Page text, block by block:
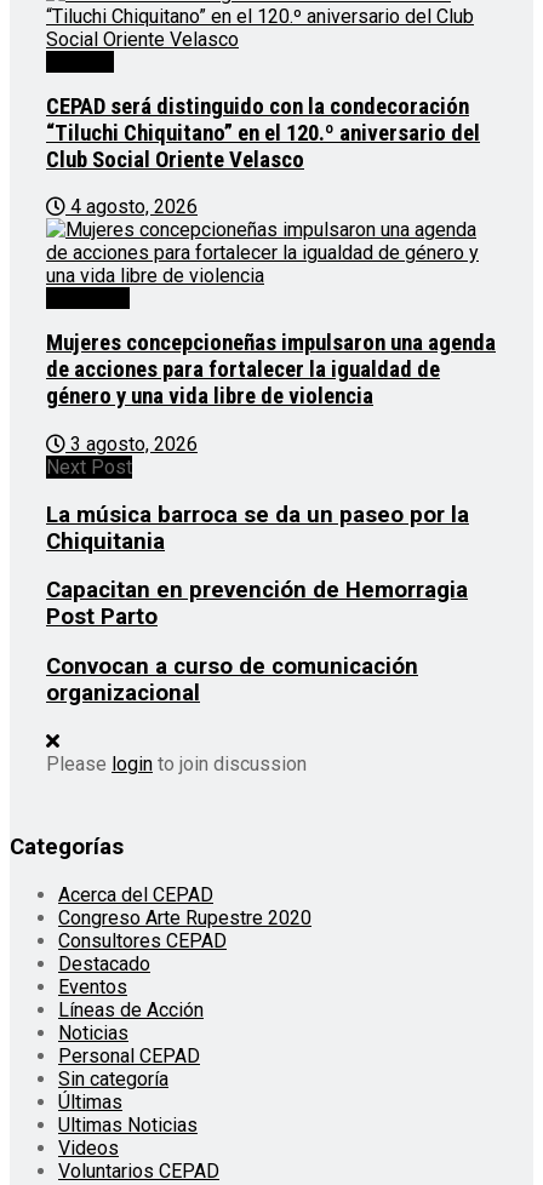
CEPAD será distinguido con la condecoración
“Tiluchi Chiquitano” en el 120.º aniversario del
Club Social Oriente Velasco
4 agosto, 2026
Mujeres concepcioneñas impulsaron una agenda
de acciones para fortalecer la igualdad de
género y una vida libre de violencia
3 agosto, 2026
Next Post
La música barroca se da un paseo por la
Chiquitania
Capacitan en prevención de Hemorragia
Post Parto
Convocan a curso de comunicación
organizacional
Please login to join discussion
Categorías
Acerca del CEPAD
Congreso Arte Rupestre 2020
Consultores CEPAD
Destacado
Eventos
Líneas de Acción
Noticias
Personal CEPAD
Sin categoría
Últimas
Ultimas Noticias
Videos
Voluntarios CEPAD